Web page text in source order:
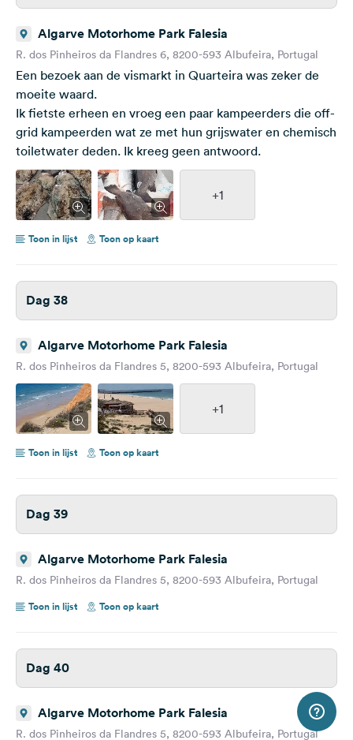
Algarve Motorhome Park Falesia
R. dos Pinheiros da Flandres 6, 8200-593 Albufeira, Portugal
Een bezoek aan de vismarkt in Quarteira was zeker de
moeite waard.
Ik fietste erheen en vroeg een paar kampeerders die off-
grid kampeerden wat ze met hun grijswater en chemisch
toiletwater deden. Ik kreeg geen antwoord.
+1
Toon in lijst Toon op kaart
Dag 38
Algarve Motorhome Park Falesia
R. dos Pinheiros da Flandres 5, 8200-593 Albufeira, Portugal
+1
Toon in lijst Toon op kaart
Dag 39
Algarve Motorhome Park Falesia
R. dos Pinheiros da Flandres 5, 8200-593 Albufeira, Portugal
Toon in lijst
Toon op kaart
Dag 40
Algarve Motorhome Park Falesia
R. dos Pinheiros da Flandres 5, 8200-593 Albufeira, Portugal